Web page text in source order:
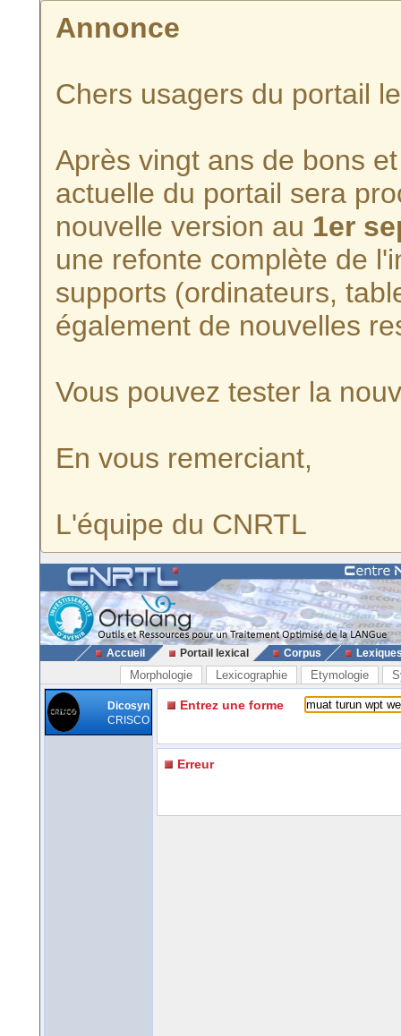
Annonce
Chers usagers du portail
Après vingt ans de bons
actuelle du portail sera
nouvelle version au 1er
une refonte complète de
supports (ordinateurs,
également de nouvelles
Vous pouvez tester la
En vous remerciant,
L'équipe du CNRTL
Accueil Portail lexical Corpus
Morphologie Lexicographie Etymologie
Dicosyn
CRISCO
Entrez une forme
Erreur